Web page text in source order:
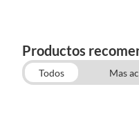
Productos
Todos Mas